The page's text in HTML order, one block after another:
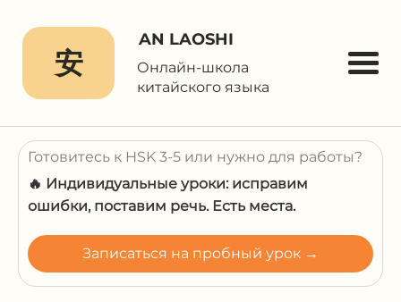
安
AN LAOSHI
Онлайн-школа
китайского языка
Готовитесь к HSK 3-5 или нужно для работы?
🔥 Индивидуальные уроки: исправим
ошибки, поставим речь. Есть места.
Записаться на пробный урок →